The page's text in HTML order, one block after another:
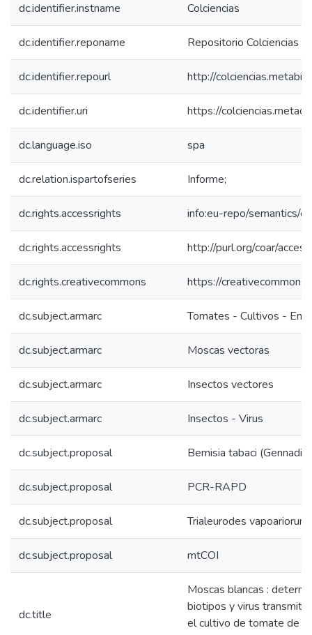
dc.identifier.instname Colciencias
dc.identifier.reponame Repositorio Colciencias
dc.identifier.repourl http://
dc.identifier.uri https://
dc.language.iso spa
dc.relation.ispartofseries Informe;
dc.rights.accessrights info:eu-repo/semantics/
dc.rights.accessrights http://purl.org/coar/
dc.rights.creativecommons https://
dc.subject.armarc Tomates - Cultivos -
dc.subject.armarc Moscas vectoras
dc.subject.armarc Insectos vectores
dc.subject.armarc Insectos - Virus
dc.subject.proposal Bemisia tabaci
dc.subject.proposal PCR-RAPD
dc.subject.proposal Trialeurodes
dc.subject.proposal mtCOI
dc.title
Moscas blancas :
biotipos y virus
el cultivo de tomate de